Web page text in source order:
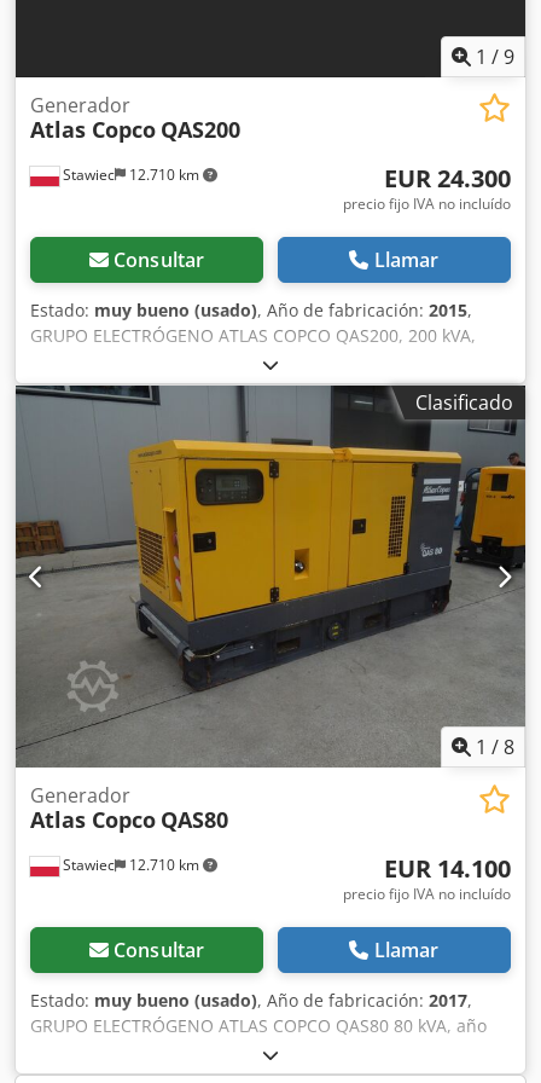
1 /9
Stawiec 12.710 km
Generador
Atlas Copco QAS200
EUR 24.300
precio fijo IVA no incluído
Consultar Llamar
Estado: muy bueno (usado), Año de fabricación: 2015,
GRUPO ELECTRÓGENO ATLAS COPCO QAS200, 200 kVA,
fabricado en 2015, revisado. Dksdezp H T Hspfx Aflor Datos
técnicos: Potencia: 200 kVA (160 kW); Año de fabricación:
2015; Motor: VOLVO PENTA; Horas de funcionamiento:
3705 horas. El grupo electrógeno está en perfecto estado
de funcionamiento. Precio neto: 105.000 PLN Precio bruto:
129.150 PLN Enlace al vídeo a continuación.
Clasificado
1 /8
Stawiec 12.710 km
Generador
Atlas Copco QAS80
EUR 14.100
precio fijo IVA no incluído
Consultar Llamar
Estado: muy bueno (usado), Año de fabricación: 2017,
GRUPO ELECTRÓGENO ATLAS COPCO QAS80 80 kVA, año
2017, revisado. Datos técnicos: Dksdpszdc Evsfx Afler
Potencia: 80 kVA (64 kW); Año de fabricación: 2017; Motor: